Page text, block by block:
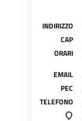
INDIRIZZO
CAP
ORARI
EMAIL
PEC
TELEFONO